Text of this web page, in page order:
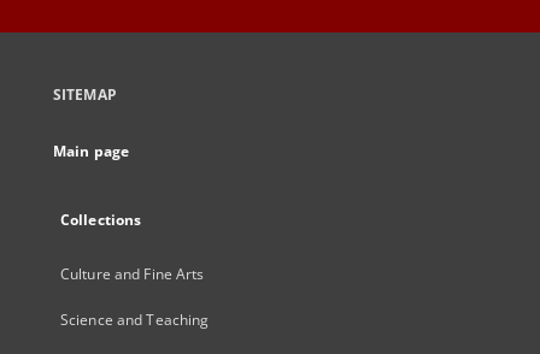
SITEMAP
Main page
Collections
Culture and Fine Arts
Science and Teaching